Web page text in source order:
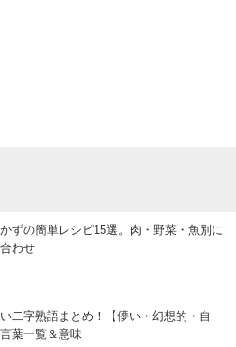
ずの簡単レシピ15選。肉・野菜・魚別に
わせ
い二字熟語まとめ！【儚い・幻想的・自
葉一覧＆意味